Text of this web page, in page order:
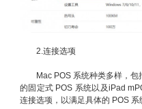
2.连接选项
Mac POS 系统种类多样，
的固定式 POS 系统以及iPad
连接选项，以满足具体的 POS 系